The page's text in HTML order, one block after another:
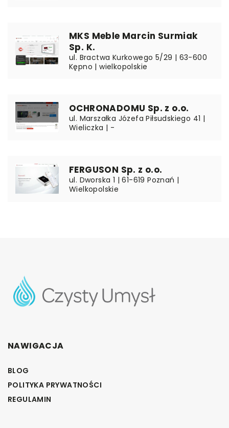
MKS Meble Marcin Surmiak
Sp. K.
ul. Bractwa Kurkowego 5/29 | 63-600
Kępno | wielkopolskie
OCHRONADOMU Sp. z o.o.
ul. Marszałka Józefa Piłsudskiego 41 |
Wieliczka | -
FERGUSON Sp. z o.o.
ul. Dworska 1 | 61-619 Poznań |
Wielkopolskie
NAWIGACJA
BLOG
POLITYKA PRYWATNOŚCI
REGULAMIN